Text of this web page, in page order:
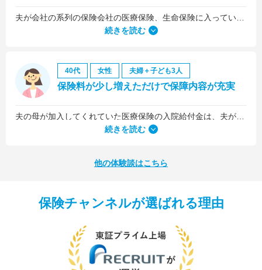
続きを読む
40代 女性 夫婦＋子ども3人
保険料が少し増えただけで保障内容が充実
続きを読む
他の体験談はこちら
保険チャンネルが選ばれる理由